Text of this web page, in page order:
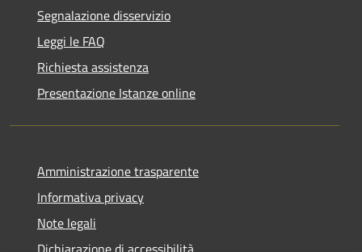
Segnalazione disservizio
Leggi le FAQ
Richiesta assistenza
Presentazione Istanze online
Amministrazione trasparente
Informativa privacy
Note legali